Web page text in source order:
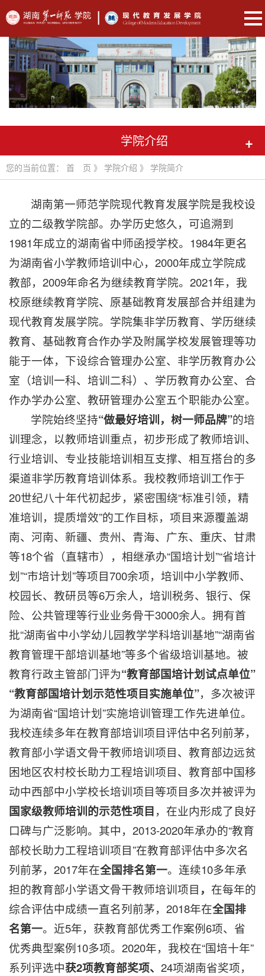
学院介绍 +
您的当前位置： 首 页 》 学院介绍 》 学院简介
湖南第一师范学院现代教育发展学院是我校设
立的二级教学院部。办学历史悠久，可追溯到
1981年成立的湖南省中师函授学校。1984年更名
为湖南省小学教师培训中心，2000年成立学院成
教部，2009年命名为继续教育学院。2021年，我
校原继续教育学院、原基础教育发展部合并组建为
现代教育发展学院。学院集非学历教育、学历继续
教育、基础教育合作办学及附属学校发展管理等功
能于一体，下设综合管理办公室、非学历教育办公
室（培训一科、培训二科）、学历教育办公室、合
作办学办公室、教研管理办公室五个职能办公室。
学院始终坚持“做最好培训，树一师品牌”的培
训理念，以教师培训重点，初步形成了教师培训、
行业培训、专业技能培训相互支撑、相互搭台的多
渠道非学历教育培训体系。我校教师培训工作于
20世纪八十年代初起步，紧密围绕“标准引领，精
准培训，提质增效”的工作目标，项目来源覆盖湖
南、河南、新疆、贵州、青海、广东、重庆、甘肃
等18个省（直辖市），相继承办“国培计划”“省培计
划”“市培计划”等项目700余项，培训中小学教师、
校园长、教研员等6万余人，培训税务、银行、保
险、公共管理等行业业务骨干3000余人。拥有首
批“湖南省中小学幼儿园教学学科培训基地”“湖南省
教育管理干部培训基地”等多个省级培训基地。被
教育行政主管部门评为“教育部国培计划试点单位”
“教育部国培计划示范性项目实施单位”，多次被评
为湖南省“国培计划”实施培训管理工作先进单位。
我校连续多年在教育部培训项目评估中名列前茅，
教育部小学语文骨干教师培训项目、教育部边远贫
困地区农村校长助力工程培训项目、教育部中国移
动中西部中小学校长培训项目等项目多次并被评为
国家级教师培训的示范性项目，在业内形成了良好
口碑与广泛影响。其中，2013-2020年承办的“教育
部校长助力工程培训项目”在教育部评估中多次名
列前茅，2017年在全国排名第一。连续10多年承
担的教育部小学语文骨干教师培训项目 ， 在每年的
综合评估中成绩一直名列前茅，2018年在全国排
名第一。近5年，获教育部优秀工作案例6项、省
优秀典型案例10多项。2020年，我校在“国培十年”
系列评选中获2项教育部奖项、 24项湖南省奖项，